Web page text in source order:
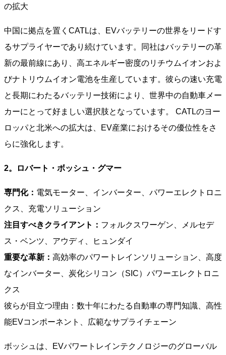
の拡大
中国に拠点を置くCATLは、EVバッテリーの世界をリードす
るサプライヤーであり続けています。同社はバッテリーの革
新の最前線にあり、高エネルギー密度のリチウムイオンおよ
びナトリウムイオン電池を生産しています。彼らの速い充電
と長期にわたるバッテリー技術により、世界中の自動車メー
カーにとって好ましい選択肢となっています。 CATLのヨー
ロッパと北米への拡大は、EV産業におけるその優位性をさ
らに強化します。
2。ロバート・ボッシュ・グマー
専門化： 電気モーター、インバーター、パワーエレクトロニ
クス、充電ソリューション
注目すべきクライアント： フォルクスワーゲン、メルセデ
ス・ベンツ、アウディ、ヒュンダイ
重要な革新： 高効率のパワートレインソリューション、高度
なインバーター、炭化シリコン（SIC）パワーエレクトロニ
クス
彼らが目立つ理由：数十年にわたる自動車の専門知識、高性
能EVコンポーネント、広範なサプライチェーン
ボッシュは、EVパワートレインテクノロジーのグローバル